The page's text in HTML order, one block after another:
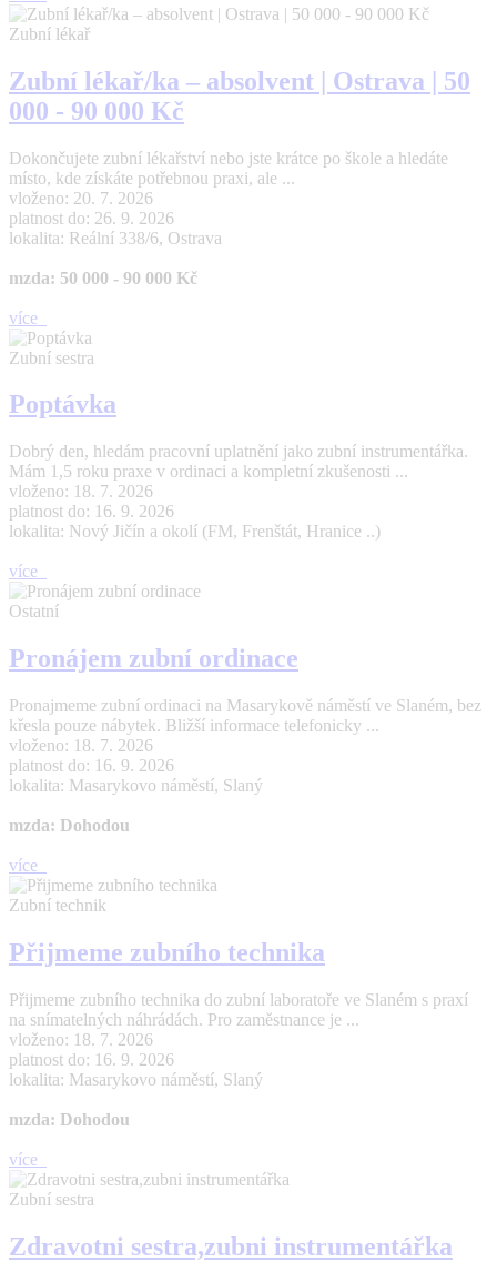
Zubní lékař
Zubní lékař/ka – absolvent | Ostrava | 50
000 - 90 000 Kč
Dokončujete zubní lékařství nebo jste krátce po škole a hledáte
místo, kde získáte potřebnou praxi, ale ...
vloženo: 20. 7. 2026
platnost do: 26. 9. 2026
lokalita: Reální 338/6, Ostrava
mzda: 50 000 - 90 000 Kč
více
Zubní sestra
Poptávka
Dobrý den, hledám pracovní uplatnění jako zubní instrumentářka.
Mám 1,5 roku praxe v ordinaci a kompletní zkušenosti ...
vloženo: 18. 7. 2026
platnost do: 16. 9. 2026
lokalita: Nový Jičín a okolí (FM, Frenštát, Hranice ..)
více
Ostatní
Pronájem zubní ordinace
Pronajmeme zubní ordinaci na Masarykově náměstí ve Slaném, bez
křesla pouze nábytek. Bližší informace telefonicky ...
vloženo: 18. 7. 2026
platnost do: 16. 9. 2026
lokalita: Masarykovo náměstí, Slaný
mzda: Dohodou
více
Zubní technik
Přijmeme zubního technika
Přijmeme zubního technika do zubní laboratoře ve Slaném s praxí
na snímatelných náhrádách. Pro zaměstnance je ...
vloženo: 18. 7. 2026
platnost do: 16. 9. 2026
lokalita: Masarykovo náměstí, Slaný
mzda: Dohodou
více
Zubní sestra
Zdravotni sestra,zubni instrumentářka